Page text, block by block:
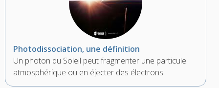
Photodissociation, une définition
Un photon du Soleil peut fragmenter une particule
atmosphérique ou en éjecter des électrons.